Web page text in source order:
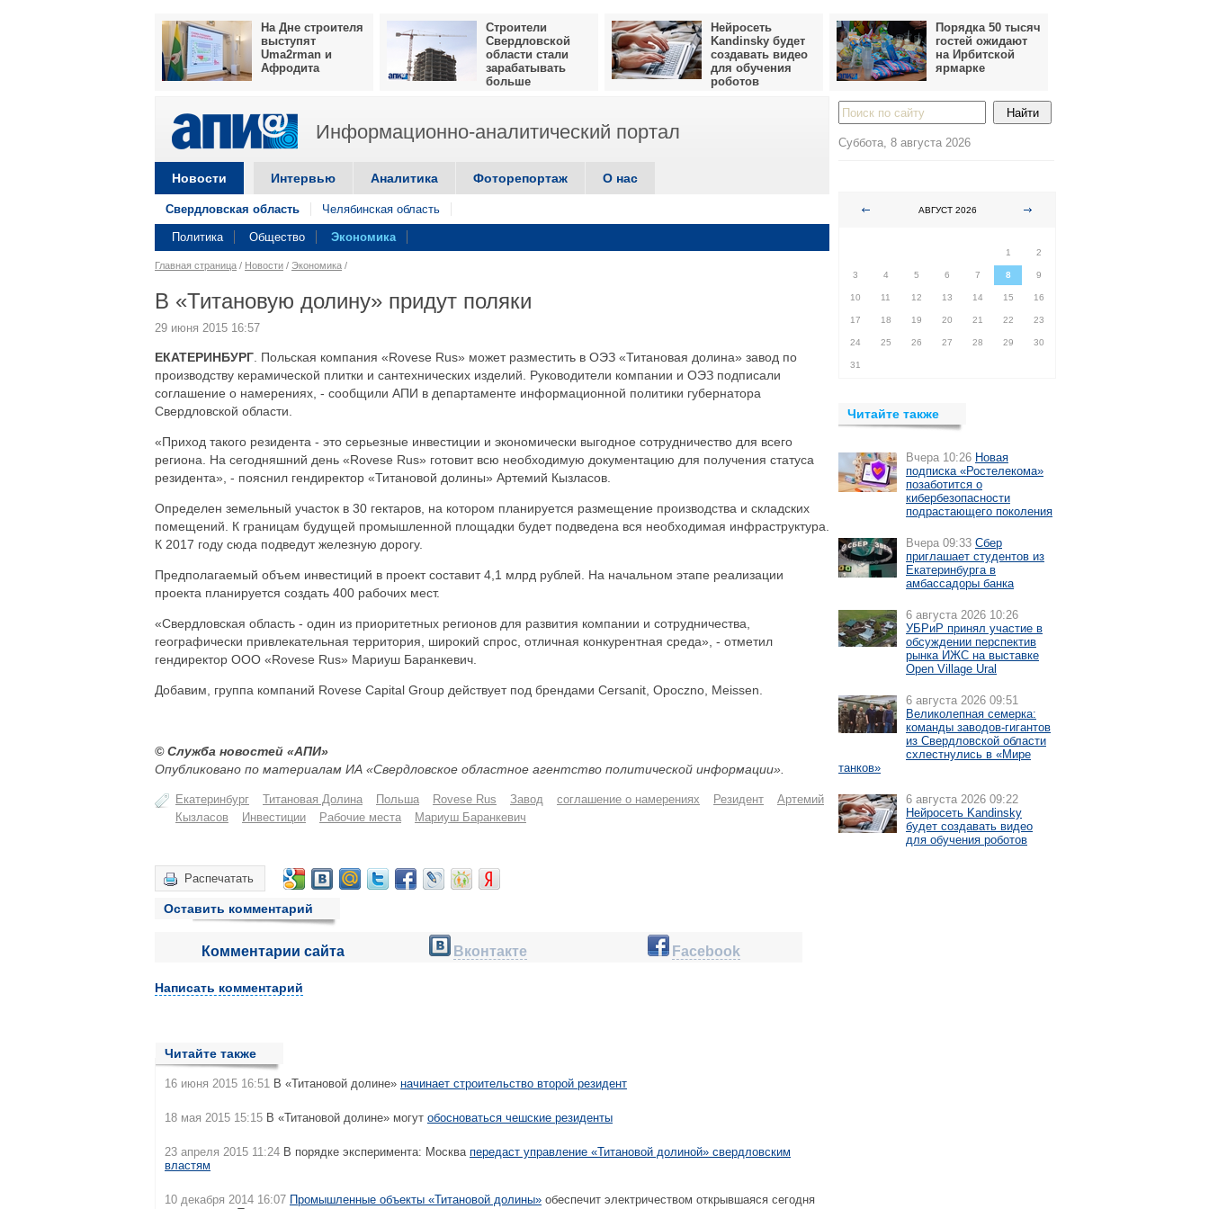
На Дне строителя
выступят
Uma2rman и
Афродита
Строители
Свердловской
области стали
зарабатывать
больше
Нейросеть
Kandinsky будет
создавать видео
для обучения
роботов
Порядка 50 тысяч
гостей ожидают
на Ирбитской
ярмарке
Информационно-аналитический портал
Новости Интервью Аналитика Фоторепортаж О нас
Свердловская область Челябинская область
Политика Общество Экономика
Главная страница / Новости / Экономика /
В «Титановую долину» придут поляки
29 июня 2015 16:57
ЕКАТЕРИНБУРГ . Польская компания «Rovese Rus» может разместить в ОЭЗ «Титановая долина» завод по
производству керамической плитки и сантехнических изделий. Руководители компании и ОЭЗ подписали
соглашение о намерениях, - сообщили АПИ в департаменте информационной политики губернатора
Свердловской области.
«Приход такого резидента - это серьезные инвестиции и экономически выгодное сотрудничество для всего
региона. На сегодняшний день «Rovese Rus» готовит всю необходимую документацию для получения статуса
резидента», - пояснил гендиректор «Титановой долины» Артемий Кызласов.
Определен земельный участок в 30 гектаров, на котором планируется размещение производства и складских
помещений. К границам будущей промышленной площадки будет подведена вся необходимая инфраструктура.
К 2017 году сюда подведут железную дорогу.
Предполагаемый объем инвестиций в проект составит 4,1 млрд рублей. На начальном этапе реализации
проекта планируется создать 400 рабочих мест.
«Свердловская область - один из приоритетных регионов для развития компании и сотрудничества,
географически привлекательная территория, широкий спрос, отличная конкурентная среда», - отметил
гендиректор ООО «Rovese Rus» Мариуш Баранкевич.
Добавим, группа компаний Rovese Capital Group действует под брендами Cersanit, Opoczno, Meissen.
© Служба новостей «АПИ»
Опубликовано по материалам ИА «Свердловское областное агентство политической информации».
Екатеринбург Титановая Долина Польша Rovese Rus Завод соглашение о намерениях Резидент
Артемий
Кызласов
Инвестиции Рабочие места Мариуш Баранкевич
Распечатать
Оставить комментарий
Комментарии сайта Вконтакте Facebook
Написать комментарий
Читайте также
16 июня 2015 16:51 В «Титановой долине» начинает строительство второй резидент
18 мая 2015 15:15 В «Титановой долине» могут обосноваться чешские резиденты
23 апреля 2015 11:24 В порядке эксперимента: Москва передаст управление «Титановой долиной» свердловским
властям
10 декабря 2014 16:07 Промышленные объекты «Титановой долины» обеспечит электричеством открывшаяся сегодня
Суббота, 8 августа 2026
АВГУСТ 2026
1
2
3 4 5 6 7 8 9
10 11 12 13 14 15 16
17 18 19 20 21 22 23
24 25 26 27 28 29 30
31
Читайте также
Вчера 10:26 Новая
подписка «Ростелекома»
позаботится о
кибербезопасности
подрастающего поколения
Вчера 09:33 Сбер
приглашает студентов из
Екатеринбурга в
амбассадоры банка
6 августа 2026 10:26
УБРиР принял участие в
обсуждении перспектив
рынка ИЖС на выставке
Open Village Ural
6 августа 2026 09:51
Великолепная семерка:
команды заводов-гигантов
из Свердловской области
схлестнулись в «Мире
танков»
6 августа 2026 09:22
Нейросеть Kandinsky
будет создавать видео
для обучения роботов